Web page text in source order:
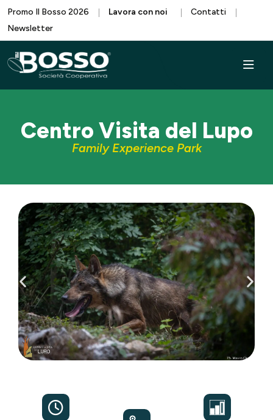
Promo Il Bosso 2026 Lavora con noi
Contatti
Newsletter
Centro Visita del Lupo
Family Experience Park